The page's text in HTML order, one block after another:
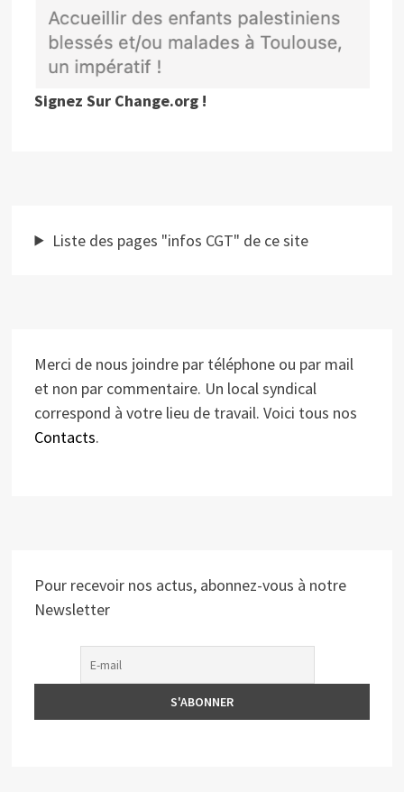
Signez Sur Change.org !
Liste des pages "infos CGT" de ce site
Merci de nous joindre par téléphone ou par mail
et non par commentaire. Un local syndical
correspond à votre lieu de travail. Voici tous nos
Contacts.
Pour recevoir nos actus, abonnez-vous à notre
Newsletter